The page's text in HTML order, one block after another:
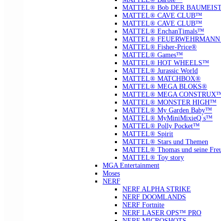
MATTEL® Bob DER
MATTEL® CAVE CLUB™
MATTEL® CAVE CLUB™
MATTEL® EnchanTimals™
MATTEL®
MATTEL® Fisher-Price®
MATTEL® Games™
MATTEL® HOT WHEELS™
MATTEL® Jurassic World
MATTEL® MATCHBOX®
MATTEL® MEGA BLOKS®
MATTEL® MEGA
MATTEL® MONSTER HIGH™
MATTEL® My Garden Baby™
MATTEL® MyMiniMixieQ ́s™
MATTEL® Polly Pocket™
MATTEL® Spirit
MATTEL® Stars und Themen
MATTEL® Thomas und seine
MATTEL® Toy story
MGA Entertainment
Moses
NERF
NERF ALPHA STRIKE
NERF DOOMLANDS
NERF Fortnite
NERF LASER OPS™ PRO